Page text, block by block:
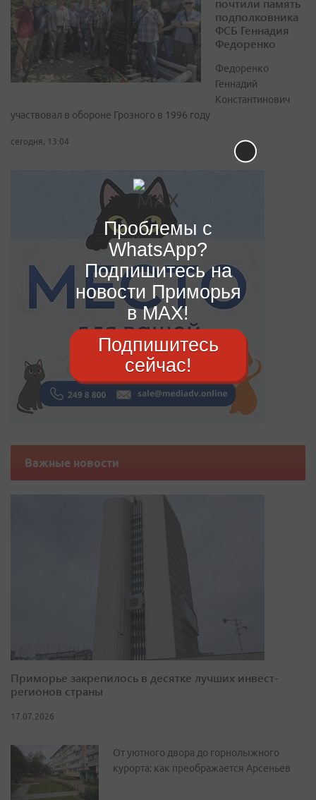
почтили память
подполковника
ФСБ Геннадия
Федоренко
Федоренко
Геннадий
Константинович
участвовал в обороне Грозного в 1996 году
сегодня, 13:04
Важные новости
Приморье закрепилось в десятке лучших инвест-
регионов страны
17.07.2026
От уютного двора до горнолыжного
курорта: как преображается Арсеньев
Проблемы с
WhatsApp?
Подпишитесь на
новости Приморья
в MAX!
Подпишитесь
сейчас!